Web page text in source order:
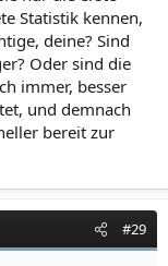
Statistik kennen,
deine? Sind
Oder sind die
immer, besser
und demnach
bereit zur
#29